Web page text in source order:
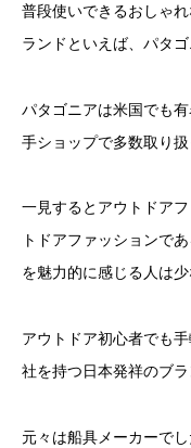
普段使いできるおしゃ
ランドといえば、パタゴ
パタゴニアは米国でも
手ショップで多数取り扱
一見するとアウトドア
トドアファッションで
を魅力的に感じる人は少
アウトドア初心者でも
社を持つ日本発祥のブラ
元々は船具メーカーで